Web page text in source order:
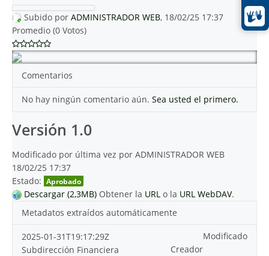
Subido por ADMINISTRADOR WEB, 18/02/25 17:37
Promedio (0 Votos)
Comentarios
No hay ningún comentario aún. Sea usted el primero.
Versión 1.0
Modificado por última vez por ADMINISTRADOR WEB
18/02/25 17:37
Estado: Aprobado
Descargar (2,3MB) Obtener la URL o la URL WebDAV.
Metadatos extraídos automáticamente
Modificado
2025-01-31T19:17:29Z
Creador
Subdirección Financiera